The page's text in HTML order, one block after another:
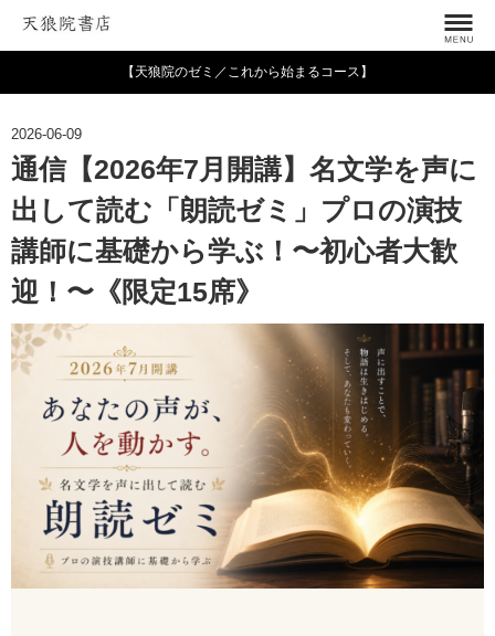
【天狼院のゼミ／これから始まるコース】
2026-06-09
通信【2026年7月開講】名文学を声に
出して読む「朗読ゼミ」プロの演技
講師に基礎から学ぶ！〜初心者大歓
迎！〜《限定15席》